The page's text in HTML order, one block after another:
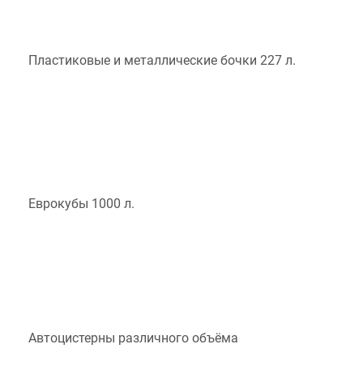
Пластиковые и металлические бочки 227 л.
Еврокубы 1000 л.
Автоцистерны различного объёма